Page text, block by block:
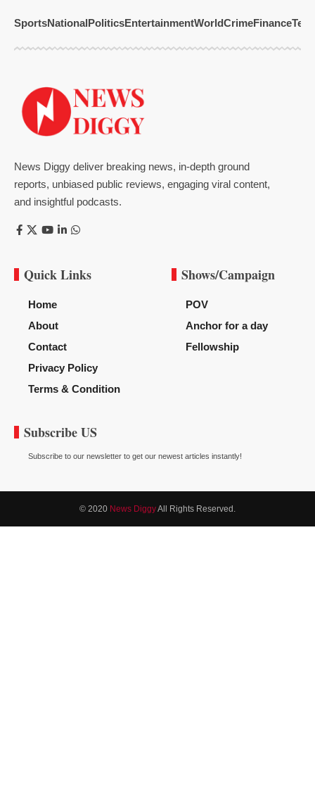
SportsNationalPoliticsEntertainmentWorldCrimeFinance
News Diggy deliver breaking news, in-depth ground
reports, unbiased public reviews, engaging viral content,
and insightful podcasts.
Quick Links
Home
About
Contact
Privacy Policy
Terms & Condition
Shows/Campaign
POV
Anchor for a day
Fellowship
Subscribe US
Subscribe to our newsletter to get our newest articles instantly!
© 2020 News DiggyAll Rights Reserved.